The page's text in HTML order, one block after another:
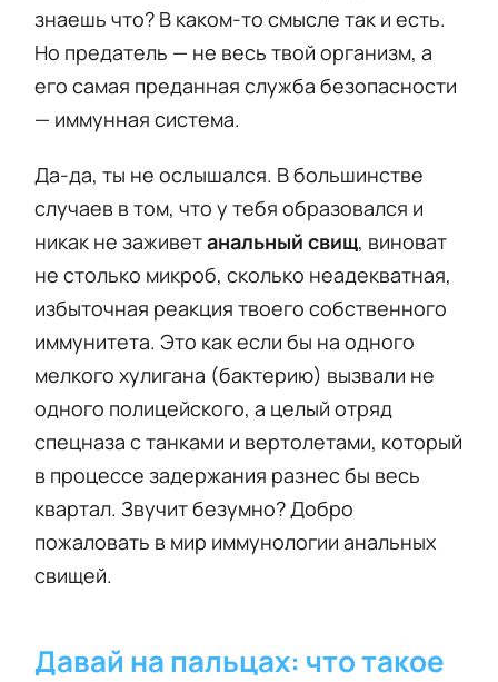
знаешь что? В каком-то смысле так и есть.
Но предатель — не весь твой организм, а
его самая преданная служба безопасности
— иммунная система.
Да-да, ты не ослышался. В большинстве
случаев в том, что у тебя образовался и
никак не заживетанальный свищ, виноват
не столько микроб, сколько неадекватная,
избыточная реакция твоего собственного
иммунитета. Это как если бы на одного
мелкого хулигана (бактерию) вызвали не
одного полицейского, а целый отряд
спецназа с танками и вертолетами, который
в процессе задержания разнес бы весь
квартал. Звучит безумно? Добро
пожаловать в мир иммунологии анальных
свищей.
Давай на пальцах: что такое